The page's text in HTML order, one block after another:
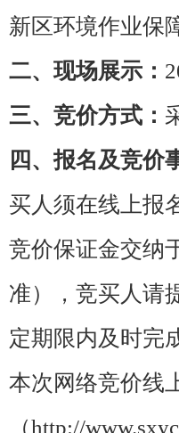
新区环境作业保
二、现场展示：
三、竞价方式：
四、报名及竞价
买人须在线上报
竞价保证金交纳
准），竞买人请
定期限内及时完
本次网络竞价线
（http://